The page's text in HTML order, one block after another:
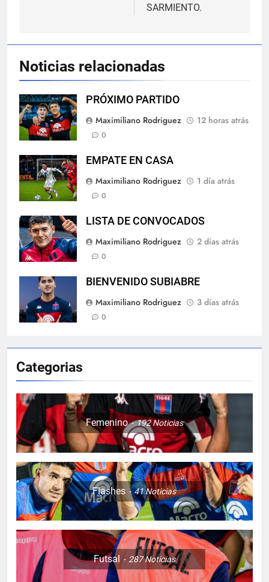
SARMIENTO.
Noticias relacionadas
PRÓXIMO PARTIDO
Maximiliano Rodriguez
12 horas atrás
0
EMPATE EN CASA
Maximiliano Rodriguez
1 día atrás
0
LISTA DE CONVOCADOS
Maximiliano Rodriguez
2 días atrás
0
BIENVENIDO SUBIABRE
Maximiliano Rodriguez
3 días atrás
0
Categorias
Femenino 192Noticias
Flashes 41Noticias
Futsal 287Noticias